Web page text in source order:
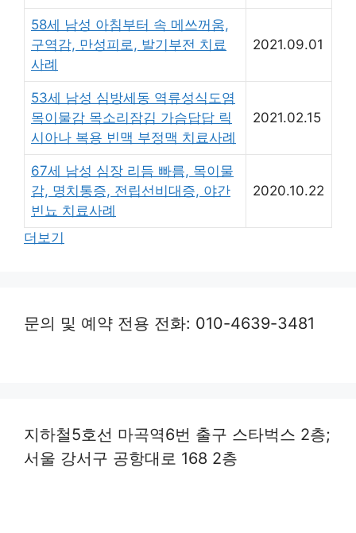
58세 남성 아침부터 속 메쓰꺼움,
구역감, 만성피로, 발기부전 치료
사례
2021.09.01
53세 남성 심방세동 역류성식도염
목이물감 목소리잠김 가슴답답 릭
시아나 복용 빈맥 부정맥 치료사례
2021.02.15
67세 남성 심장 리듬 빠름, 목이물
감, 명치통증, 전립선비대증, 야간
빈뇨 치료사례
2020.10.22
더보기
문의 및 예약 전용 전화: 010-4639-3481
지하철5호선 마곡역6번 출구 스타벅스 2층;
서울 강서구 공항대로 168 2층